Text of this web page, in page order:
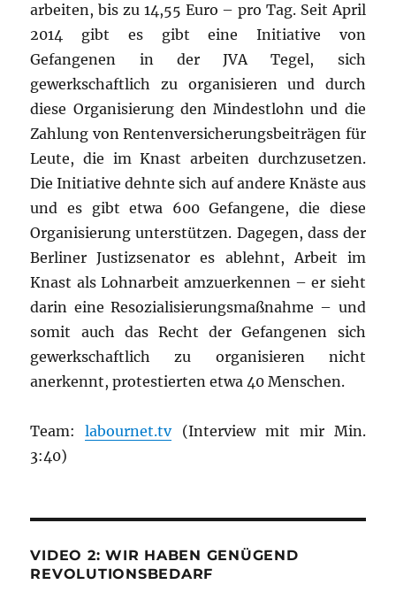
arbeiten, bis zu 14,55 Euro – pro Tag. Seit April
2014 gibt es gibt eine Initiative von
Gefangenen in der JVA Tegel, sich
gewerkschaftlich zu organisieren und durch
diese Organisierung den Mindestlohn und die
Zahlung von Rentenversicherungsbeiträgen für
Leute, die im Knast arbeiten durchzusetzen.
Die Initiative dehnte sich auf andere Knäste aus
und es gibt etwa 600 Gefangene, die diese
Organisierung unterstützen. Dagegen, dass der
Berliner Justizsenator es ablehnt, Arbeit im
Knast als Lohnarbeit amzuerkennen – er sieht
darin eine Resozialisierungsmaßnahme – und
somit auch das Recht der Gefangenen sich
gewerkschaftlich zu organisieren nicht
anerkennt, protestierten etwa 40 Menschen.
Team:labournet.tv(Interview mit mir Min.
3:40)
VIDEO 2: WIR HABEN GENÜGEND
REVOLUTIONSBEDARF